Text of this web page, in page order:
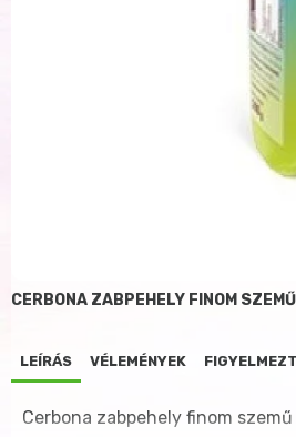
CERBONA ZABPEHELY FINOM
LEÍRÁS VÉLEMÉNYEK
Cerbona zabpehely finom